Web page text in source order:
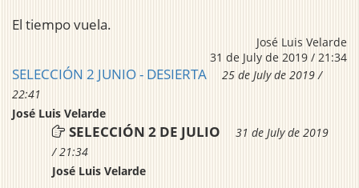
El tiempo vuela.
José Luis Velarde
31 de July de 2019 / 21:34
SELECCIÓN 2 JUNIO - DESIERTA
25 de July de 2019 /
22:41
José Luis Velarde
SELECCIÓN 2 DE JULIO
31 de July de 2019
/ 21:34
José Luis Velarde